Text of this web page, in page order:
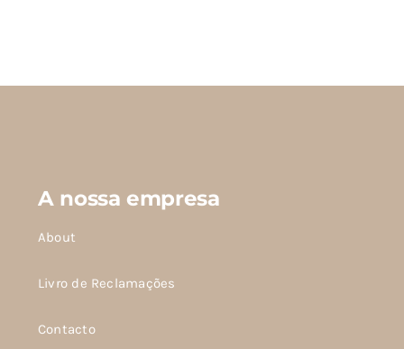
na
A nossa empresa
About
Livro de Reclamações
Contacto